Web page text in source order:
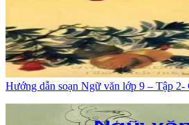
Hướng dẫn soạn Ngữ văn lớp 9 – Tập 2-